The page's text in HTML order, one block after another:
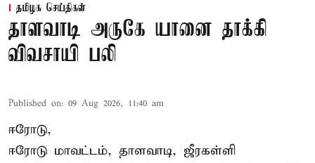
தமிழக செய்திகள்
தாளவாடி அருகே யானை தாக்கி
விவசாயி பலி
Published on: 09 Aug 2026, 11:40 am
ஈரோடு,
ஈரோடு மாவட்டம், தாளவாடி, ஜீரகள்ளி